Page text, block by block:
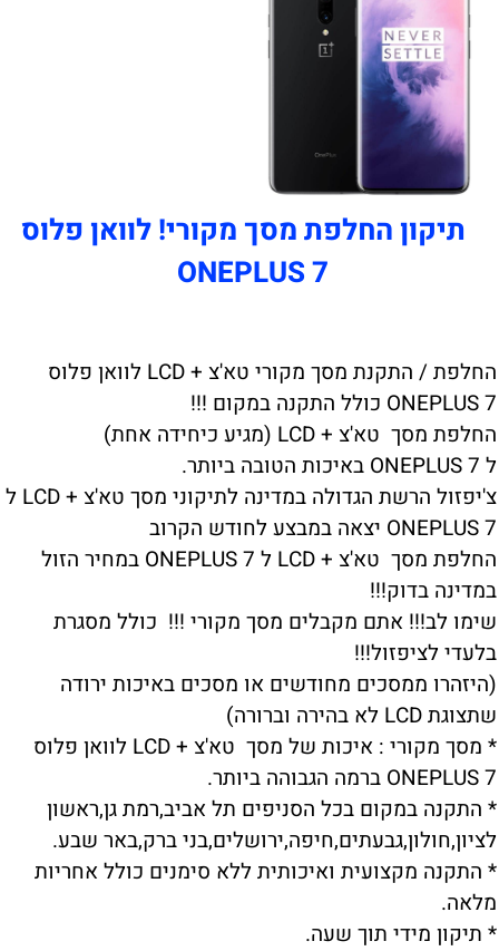
תיקון החלפת מסך מקורי! לוואן פלוס
ONEPLUS 7
החלפת / התקנת מסך מקורי טא'צ + LCD לוואן פלוס
ONEPLUS 7 כולל התקנה במקום !!!
החלפת מסך טא'צ + LCD (מגיע כיחידה אחת)
ל ONEPLUS 7 באיכות הטובה ביותר.
צ'יפזול הרשת הגדולה במדינה לתיקוני מסך טא'צ + LCD ל
ONEPLUS 7 יצאה במבצע לחודש הקרוב
החלפת מסך טא'צ + LCD ל ONEPLUS 7 במחיר הזול
במדינה בדוק!!!
שימו לב!!! אתם מקבלים מסך מקורי !!! כולל מסגרת
בלעדי לציפזול!!!
(היזהרו ממסכים מחודשים או מסכים באיכות ירודה
שתצוגת LCD לא בהירה וברורה)
* מסך מקורי : איכות של מסך טא'צ + LCD לוואן פלוס
ONEPLUS 7 ברמה הגבוהה ביותר.
* התקנה במקום בכל הסניפים תל אביב,רמת גן,ראשון
לציון,חולון,גבעתים,חיפה,ירושלים,בני ברק,באר שבע.
* התקנה מקצועית ואיכותית ללא סימנים כולל אחריות
מלאה.
* תיקון מידי תוך שעה.